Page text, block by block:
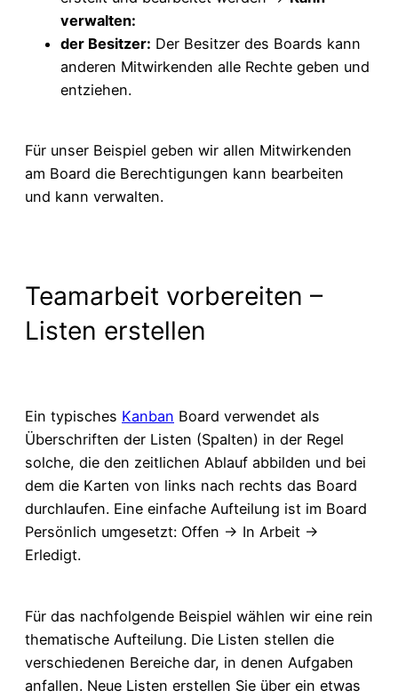
verwalten:
der Besitzer: Der Besitzer des Boards kann
anderen Mitwirkenden alle Rechte geben und
entziehen.
Für unser Beispiel geben wir allen Mitwirkenden
am Board die Berechtigungen kann bearbeiten
und kann verwalten.
Teamarbeit vorbereiten –
Listen erstellen
Ein typisches Kanban Board verwendet als
Überschriften der Listen (Spalten) in der Regel
solche, die den zeitlichen Ablauf abbilden und bei
dem die Karten von links nach rechts das Board
durchlaufen. Eine einfache Aufteilung ist im Board
Persönlich umgesetzt: Offen → In Arbeit →
Erledigt.
Für das nachfolgende Beispiel wählen wir eine rein
thematische Aufteilung. Die Listen stellen die
verschiedenen Bereiche dar, in denen Aufgaben
anfallen. Neue Listen erstellen Sie über ein etwas